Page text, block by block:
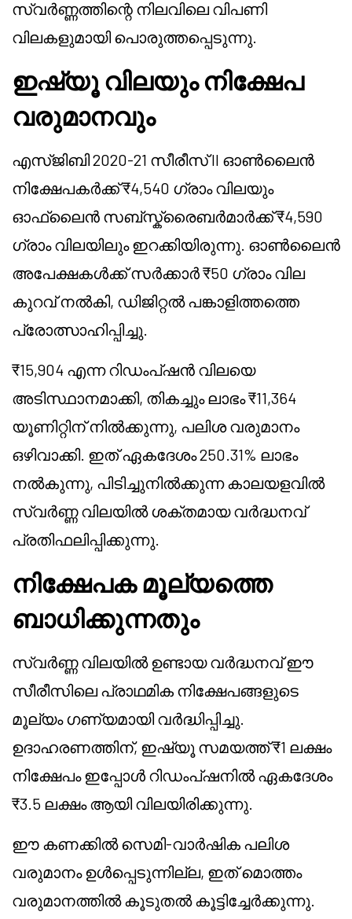
സ്വർണ്ണത്തിന്റെ നിലവിലെ വിപണി
വിലകളുമായി പൊരുത്തപ്പെടുന്നു.
ഇഷ്യൂ വിലയും നിക്ഷേപ
വരുമാനവും
എസ്‌ജിബി 2020-21 സീരീസ് II ഓൺലൈൻ
നിക്ഷേപകർക്ക് ₹4,540 ഗ്രാം വിലയും
ഓഫ്‌ലൈൻ സബ്സ്ക്രൈബർമാർക്ക് ₹4,590
ഗ്രാം വിലയിലും ഇറക്കിയിരുന്നു. ഓൺലൈൻ
അപേക്ഷകൾക്ക് സർക്കാർ ₹50 ഗ്രാം വില
കുറവ് നൽകി, ഡിജിറ്റൽ പങ്കാളിത്തത്തെ
പ്രോത്സാഹിപ്പിച്ചു.
₹15,904 എന്ന റിഡംപ്ഷൻ വിലയെ
അടിസ്ഥാനമാക്കി, തികച്ചും ലാഭം ₹11,364
യൂണിറ്റിന് നിൽക്കുന്നു, പലിശ വരുമാനം
ഒഴിവാക്കി. ഇത് ഏകദേശം 250.31% ലാഭം
നൽകുന്നു, പിടിച്ചുനിൽക്കുന്ന കാലയളവിൽ
സ്വർണ്ണ വിലയിൽ ശക്തമായ വർദ്ധനവ്
പ്രതിഫലിപ്പിക്കുന്നു.
നിക്ഷേപക മൂല്യത്തെ
ബാധിക്കുന്നതും
സ്വർണ്ണ വിലയിൽ ഉണ്ടായ വർദ്ധനവ് ഈ
സീരീസിലെ പ്രാഥമിക നിക്ഷേപങ്ങളുടെ
മൂല്യം ഗണ്യമായി വർദ്ധിപ്പിച്ചു.
ഉദാഹരണത്തിന്, ഇഷ്യൂ സമയത്ത് ₹1 ലക്ഷം
നിക്ഷേപം ഇപ്പോൾ റിഡംപ്ഷനിൽ ഏകദേശം
₹3.5 ലക്ഷം ആയി വിലയിരിക്കുന്നു.
ഈ കണക്കിൽ സെമി-വാർഷിക പലിശ
വരുമാനം ഉൾപ്പെടുന്നില്ല, ഇത് മൊത്തം
വരുമാനത്തിൽ കൂടുതൽ കൂട്ടിച്ചേർക്കുന്നു.